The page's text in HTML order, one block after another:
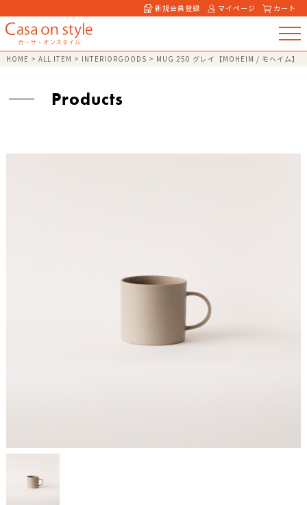
新規会員登録 マイページ カート
HOME > ALL ITEM > INTERIORGOODS > MUG 250 グレイ【MOHEIM / モヘイム】
Products